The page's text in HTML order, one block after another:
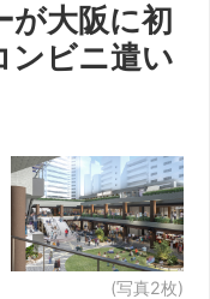
が大阪に初
ンビニ遣い
(写真2枚)